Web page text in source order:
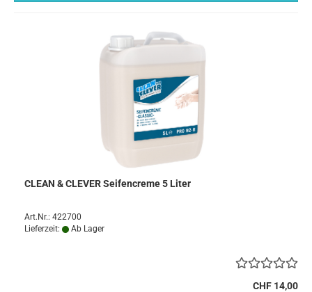
CLEAN & CLEVER Seifencreme 5 Liter
Art.Nr.: 422700
Lieferzeit:
Ab Lager
CHF 14,00